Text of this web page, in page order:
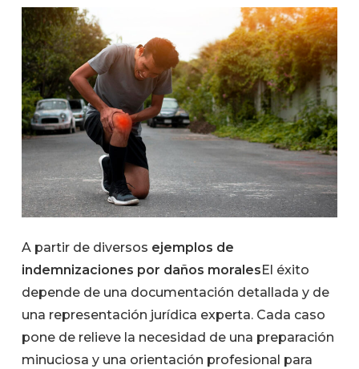
A partir de diversos ejemplos de
indemnizaciones por daños morales El éxito
depende de una documentación detallada y de
una representación jurídica experta. Cada caso
pone de relieve la necesidad de una preparación
minuciosa y una orientación profesional para